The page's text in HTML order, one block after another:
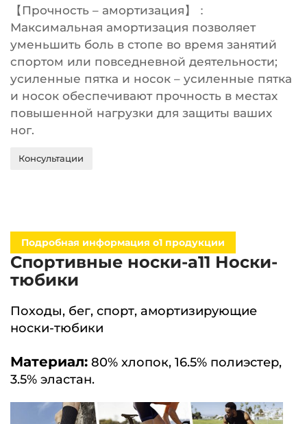
【Прочность – амортизация】：
Максимальная амортизация позволяет
уменьшить боль в стопе во время занятий
спортом или повседневной деятельности;
усиленные пятка и носок – усиленные пятка
и носок обеспечивают прочность в местах
повышенной нагрузки для защиты ваших
ног.
Консультации
Подробная информация о1 продукции
Спортивные носки-a11 Носки-
тюбики
Походы, бег, спорт, амортизирующие
носки-тюбики
Материал: 80% хлопок, 16.5% полиэстер,
3.5% эластан.